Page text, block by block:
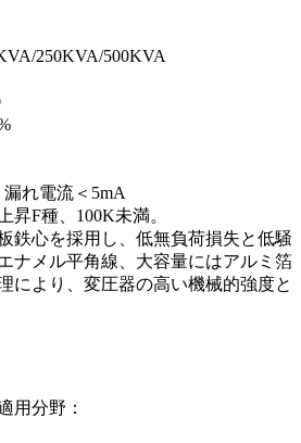
250KVA/500KVA
れ電流＜5mA
昇F種、100K未満。
鉄心を採用し、低無負荷損失と低騒
ナメル平角線、大容量にはアルミ箔
により、変圧器の高い機械的強度と
用分野：